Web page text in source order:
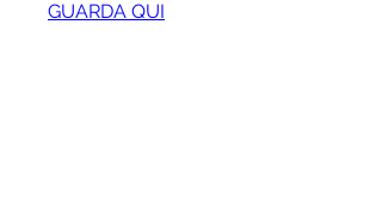
GUARDA QUI